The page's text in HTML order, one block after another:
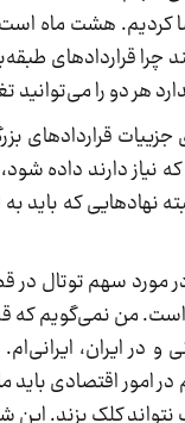
سند رازداری را با توتال
چرا قراردادهای
هر دو را
جزییات
دارند داده
که باید
مورد سهم توتال
آنچه خودشان اعلام کرده‌اند تولید قطر از
در ایران،
امور اقتصادی باید
نتواند کلک بزند.